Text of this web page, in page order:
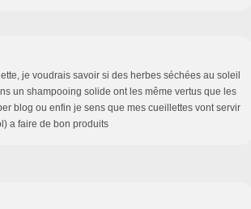
je voudrais savoir si des herbes séchées au soleil
un shampooing solide ont les même vertus que les
blog ou enfin je sens que mes cueillettes vont servir
a faire de bon produits